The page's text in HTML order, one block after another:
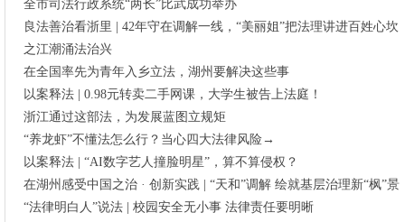
全市司法行政系统“两长”比武成功举办
良法善治看浙里 | 42年守在调解一线，“美丽姐”把法理讲进百姓心坎
之江潮涌法治兴
在全国率先为青年入乡立法，湖州要解决这些事
以案释法 | 0.98元转卖二手网课，大学生被告上法庭！
浙江通过这部法，为发展蓝图立规矩
“养龙虾”不懂法怎么行？当心四大法律风险→
以案释法 | “AI数字艺人撞脸明星”，算不算侵权？
在湖州感受中国之治 · 创新实践 | “天和”调解 绘就基层治理新“枫”景
“法律明白人”说法 | 校园安全无小事 法律责任要明晰